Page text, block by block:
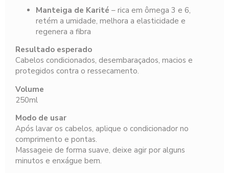
Manteiga de Karité – rica em ômega 3 e 6,
retém a umidade, melhora a elasticidade e
regenera a fibra
Resultado esperado
Cabelos condicionados, desembaraçados, macios e
protegidos contra o ressecamento.
Volume
250ml
Modo de usar
Após lavar os cabelos, aplique o condicionador no
comprimento e pontas.
Massageie de forma suave, deixe agir por alguns
minutos e enxágue bem.